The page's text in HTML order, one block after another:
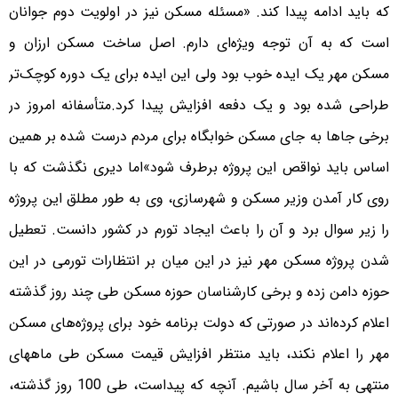
که باید ادامه پیدا کند. «مسئله مسکن نیز در اولویت دوم جوانان
است که به آن توجه ویژه‌ای دارم. اصل ساخت مسکن ارزان و
مسکن مهر یک ایده خوب بود ولی این ایده برای یک دوره کوچک‌تر
طراحی شده بود و یک دفعه افزایش پیدا کرد.متأسفانه امروز در
برخی جاها به جای مسکن خوابگاه برای مردم درست شده بر همین
اساس باید نواقص این پروژه برطرف شود»اما دیری نگذشت که با
روی کار آمدن وزیر مسکن و شهرسازی، وی به طور مطلق این پروژه
را زیر سوال برد و آن را باعث ایجاد تورم در کشور دانست. تعطیل
شدن پروژه مسکن مهر نیز در این میان بر انتظارات تورمی در این
حوزه دامن زده و برخی کار‌شناسان حوزه مسکن طی چند روز گذشته
اعلام کرده‌اند در صورتی که دولت برنامه خود برای پروژه‌های مسکن
مهر را اعلام نکند، باید منتظر افزایش قیمت مسکن طی ماههای
منتهی به آخر سال باشیم. آنچه که پیداست، طی 100 روز گذشته،